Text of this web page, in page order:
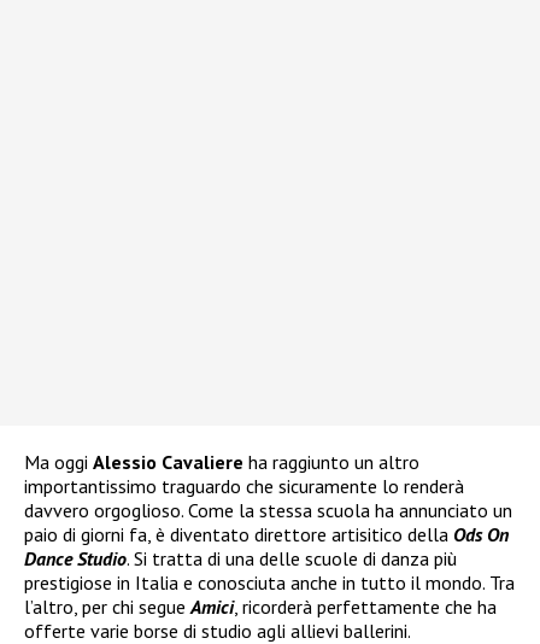
Ma oggi Alessio Cavaliere ha raggiunto un altro
importantissimo traguardo che sicuramente lo renderà
davvero orgoglioso. Come la stessa scuola ha annunciato un
paio di giorni fa, è diventato direttore artisitico della Ods On
Dance Studio. Si tratta di una delle scuole di danza più
prestigiose in Italia e conosciuta anche in tutto il mondo. Tra
l’altro, per chi segue Amici, ricorderà perfettamente che ha
offerte varie borse di studio agli allievi ballerini.